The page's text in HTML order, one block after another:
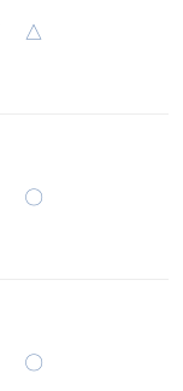
△
〇
〇